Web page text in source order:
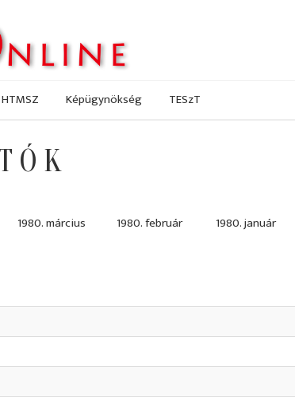
HTMSZ Képügynökség TESzT
1980. március 1980. február 1980. január